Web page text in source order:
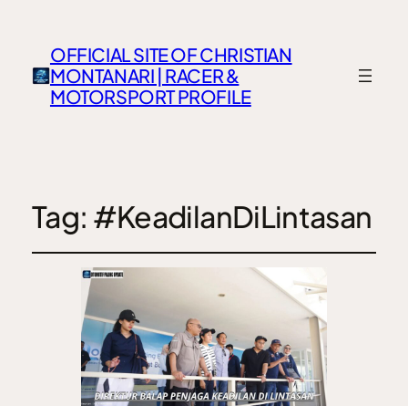
OFFICIAL SITE OF CHRISTIAN
MONTANARI | RACER &
MOTORSPORT PROFILE
Tag: #KeadilanDiLintasan